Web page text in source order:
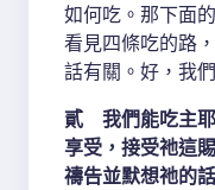
如何吃。那下面
看見四條吃的路
話有關。好，我
貳 我們能吃主耶
享受，接受祂這
禱告並默想祂的